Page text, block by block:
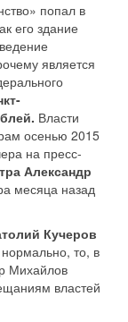
попал в
его здание
является
Власти
осенью 2015
на пресс-
Александр
месяца назад
Кучеров
нормально, то, в
Михайлов
властей